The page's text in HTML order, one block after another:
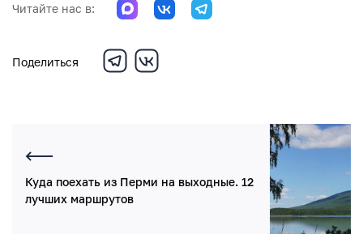
Читайте нас в:
Поделиться
Куда поехать из Перми на выходные. 12
лучших маршрутов